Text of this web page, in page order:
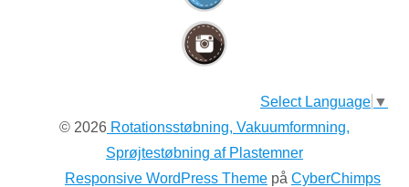
Select Language ▼
© 2026 Rotationsstøbning, Vakuumformning,
Sprøjtestøbning af Plastemner
Responsive WordPress Theme på CyberChimps